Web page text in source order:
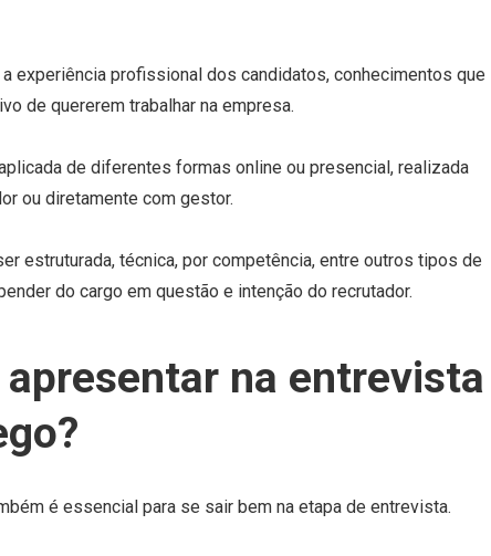
experiência profissional dos candidatos, conhecimentos que
de quererem trabalhar na empresa.
de diferentes formas online ou presencial, realizada
ou diretamente com gestor.
estruturada, técnica, por competência, entre outros tipos de
do cargo em questão e intenção do recrutador.
apresentar na entrevista
é essencial para se sair bem na etapa de entrevista.